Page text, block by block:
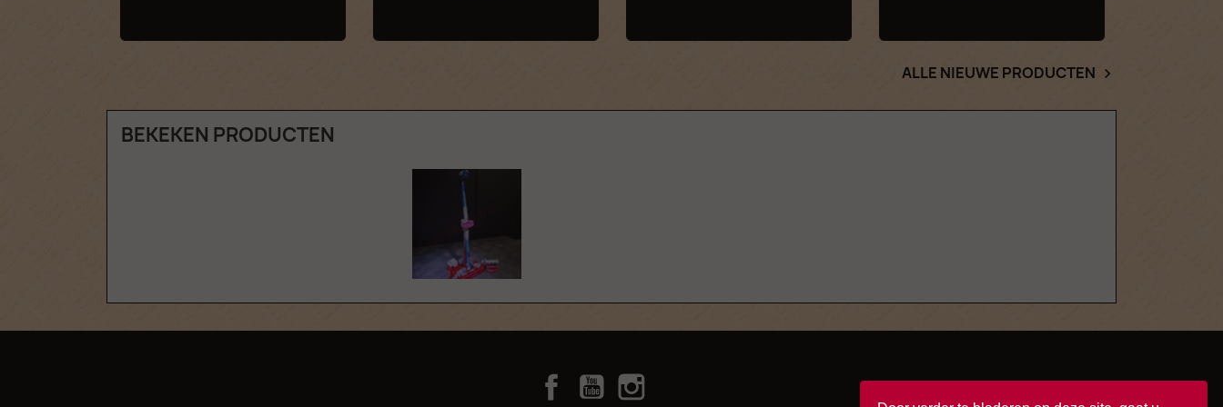
ALLE NIEUWE PRODUCTEN 
BEKEKEN PRODUCTEN
FacebookYouTube